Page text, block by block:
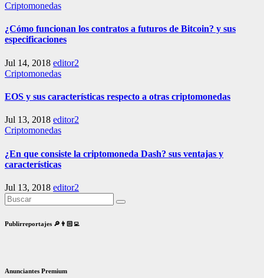
Criptomonedas
¿Cómo funcionan los contratos a futuros de Bitcoin? y sus
especificaciones
Jul 14, 2018 editor2
Criptomonedas
EOS y sus características respecto a otras criptomonedas
Jul 13, 2018 editor2
Criptomonedas
¿En que consiste la criptomoneda Dash? sus ventajas y
características
Jul 13, 2018 editor2
Publirreportajes 🔎👨🏻‍💻
Anunciantes Premium